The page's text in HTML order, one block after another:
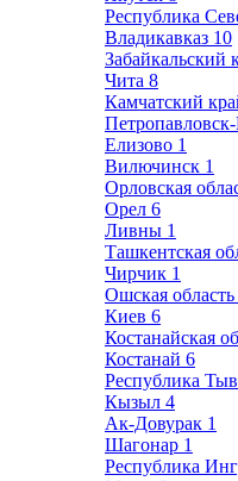
Республика
Владикавказ 10
Забайкальский
Чита 8
Камчатский
Елизово 1
Вилючинск 1
Орловская
Орел 6
Ливны 1
Ташкентская
Чирчик 1
Ошская область
Киев 6
Костанайская
Костанай 6
Республика
Кызыл 4
Ак-Довурак 1
Шагонар 1
Республика